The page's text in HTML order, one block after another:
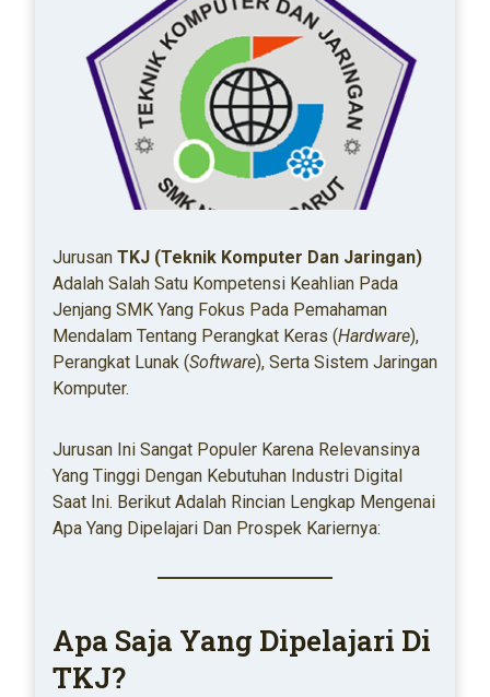
Jurusan TKJ (Teknik Komputer Dan Jaringan)
Adalah Salah Satu Kompetensi Keahlian Pada
Jenjang SMK Yang Fokus Pada Pemahaman
Mendalam Tentang Perangkat Keras (Hardware),
Perangkat Lunak (Software), Serta Sistem Jaringan
Komputer.
Jurusan Ini Sangat Populer Karena Relevansinya
Yang Tinggi Dengan Kebutuhan Industri Digital
Saat Ini. Berikut Adalah Rincian Lengkap Mengenai
Apa Yang Dipelajari Dan Prospek Kariernya:
Apa Saja Yang Dipelajari Di
TKJ?